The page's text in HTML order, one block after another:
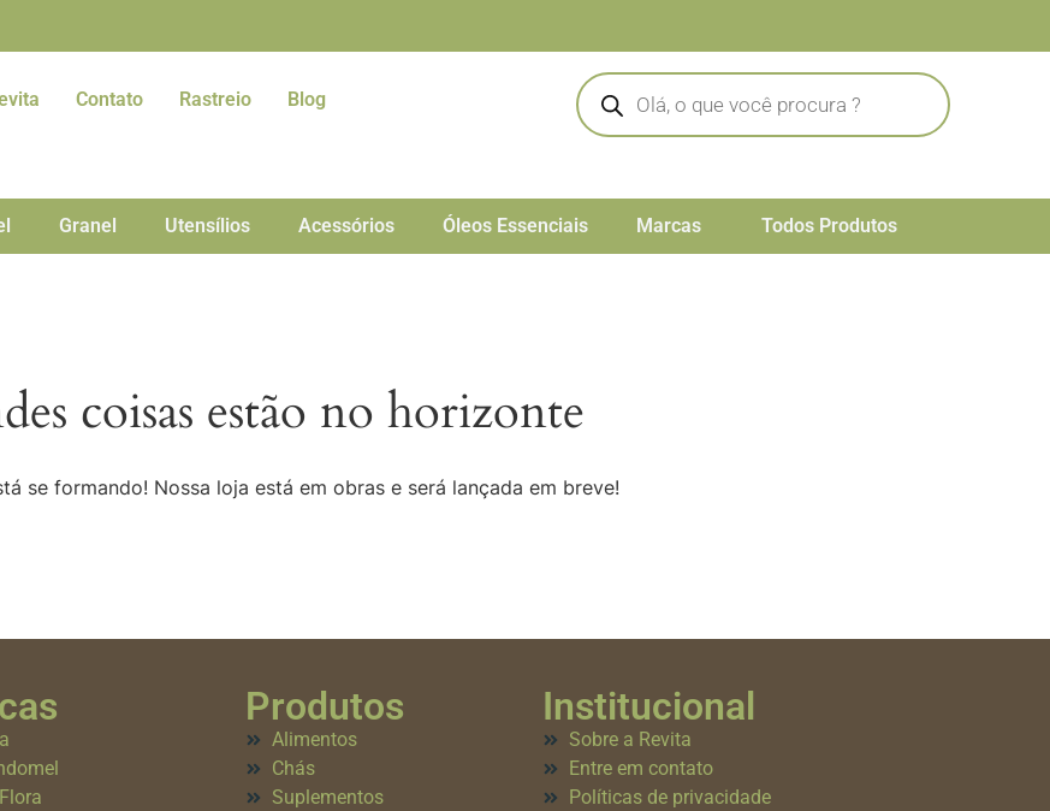
Contato Rastreio Blog
Granel Utensílios Acessórios Óleos Essenciais Marcas Todos Produtos
coisas estão no horizonte
se formando! Nossa loja está em obras e será lançada em breve!
Produtos
Alimentos
Chás
Suplementos
Institucional
Sobre a Revita
Entre em contato
Políticas de privacidade